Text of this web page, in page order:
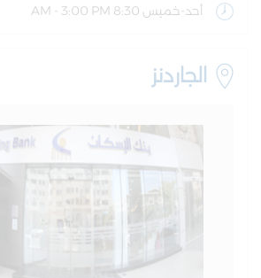
أحد-خميس 8:30 AM - 3:00 PM
الجاردنز